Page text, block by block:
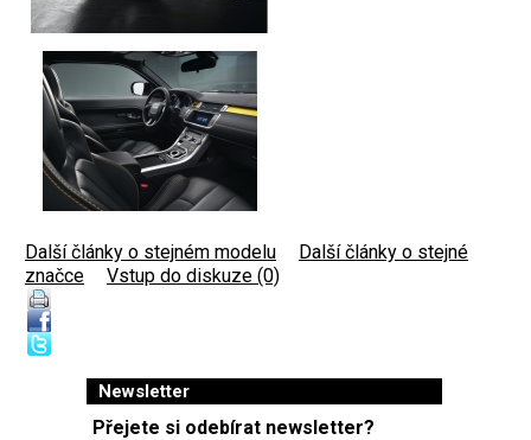
Další články o stejném modelu
Další články o stejné
značce
Vstup do diskuze (0)
Newsletter
Přejete si odebírat newsletter?